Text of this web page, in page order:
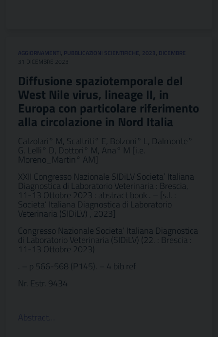
AGGIORNAMENTI, PUBBLICAZIONI SCIENTIFICHE, 2023, DICEMBRE
31 DICEMBRE 2023
Diffusione spaziotemporale del
West Nile virus, lineage II, in
Europa con particolare riferimento
alla circolazione in Nord Italia
Calzolari° M, Scaltriti° E, Bolzoni° L, Dalmonte°
G, Lelli° D, Dottori° M, Ana° M [i.e.
Moreno_Martin° AM]
XXII Congresso Nazionale SIDiLV Societa’ Italiana
Diagnostica di Laboratorio Veterinaria : Brescia,
11-13 Ottobre 2023 : abstract book . – [s.l. :
Societa’ Italiana Diagnostica di Laboratorio
Veterinaria (SIDiLV) , 2023]
Congresso Nazionale Societa’ Italiana Diagnostica
di Laboratorio Veterinaria (SIDiLV) (22. : Brescia :
11-13 Ottobre 2023)
. – p 566-568 (P145). – 4 bib ref
Nr. Estr. 9434
Abstract…